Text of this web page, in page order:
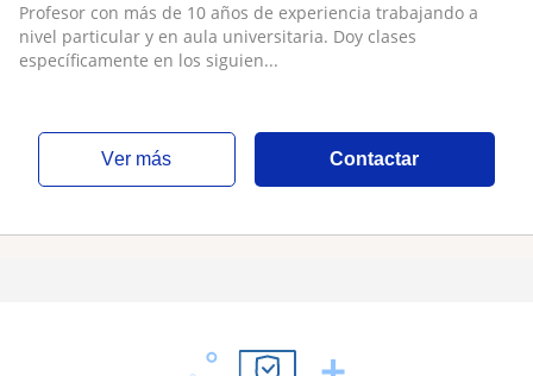
Profesor con más de 10 años de experiencia trabajando a
nivel particular y en aula universitaria. Doy clases
específicamente en los siguien...
ver más Contactar